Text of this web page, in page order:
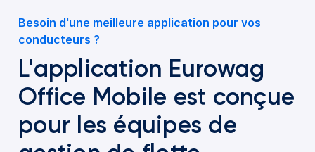
Besoin d'une meilleure application pour vos
conducteurs ?
L'application Eurowag
Office Mobile est conçue
pour les équipes de